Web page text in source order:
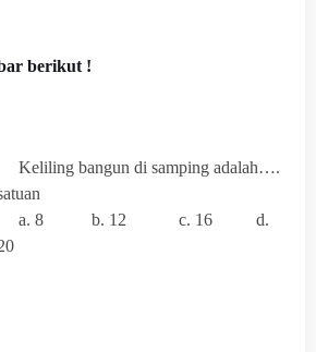
berikut !
Keliling bangun di samping adalah….
a. 8 b. 12 c. 16 d.